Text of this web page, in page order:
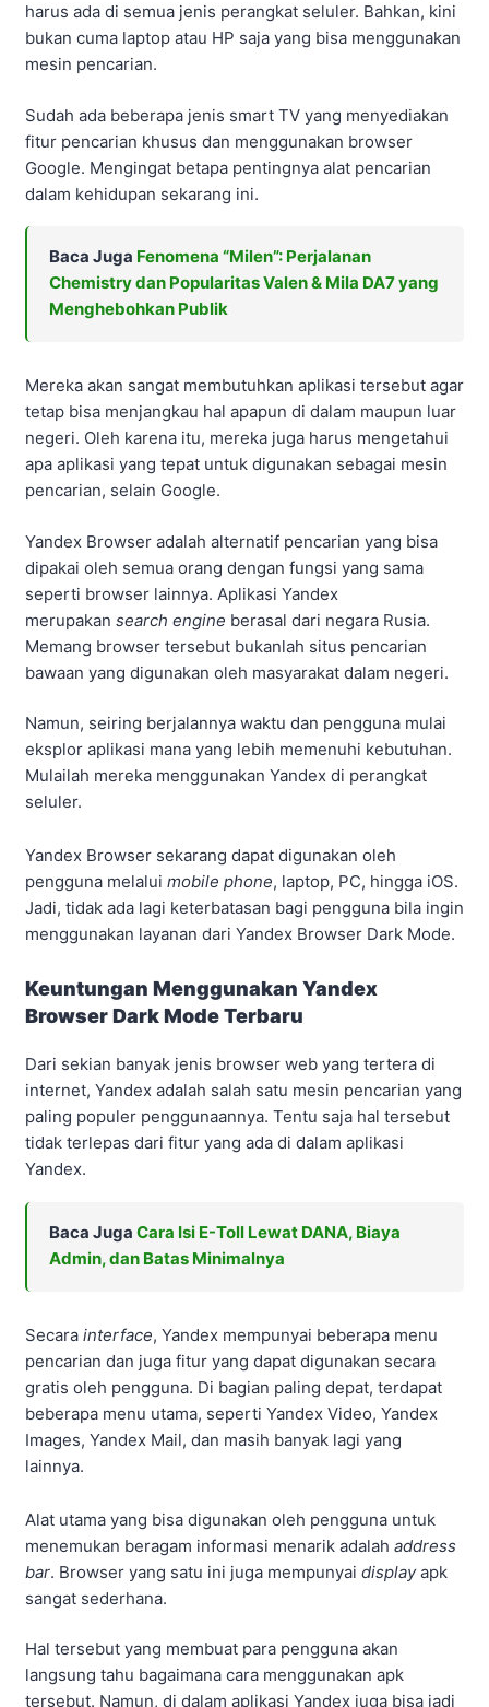
harus ada di semua jenis perangkat seluler. Bahkan, kini
bukan cuma laptop atau HP saja yang bisa menggunakan
mesin pencarian.
Sudah ada beberapa jenis smart TV yang menyediakan
fitur pencarian khusus dan menggunakan browser
Google. Mengingat betapa pentingnya alat pencarian
dalam kehidupan sekarang ini.
Baca Juga Fenomena “Milen”: Perjalanan
Chemistry dan Popularitas Valen & Mila DA7 yang
Menghebohkan Publik
Mereka akan sangat membutuhkan aplikasi tersebut agar
tetap bisa menjangkau hal apapun di dalam maupun luar
negeri. Oleh karena itu, mereka juga harus mengetahui
apa aplikasi yang tepat untuk digunakan sebagai mesin
pencarian, selain Google.
Yandex Browser adalah alternatif pencarian yang bisa
dipakai oleh semua orang dengan fungsi yang sama
seperti browser lainnya. Aplikasi Yandex
merupakan search engine berasal dari negara Rusia.
Memang browser tersebut bukanlah situs pencarian
bawaan yang digunakan oleh masyarakat dalam negeri.
Namun, seiring berjalannya waktu dan pengguna mulai
eksplor aplikasi mana yang lebih memenuhi kebutuhan.
Mulailah mereka menggunakan Yandex di perangkat
seluler.
Yandex Browser sekarang dapat digunakan oleh
pengguna melalui mobile phone, laptop, PC, hingga iOS.
Jadi, tidak ada lagi keterbatasan bagi pengguna bila ingin
menggunakan layanan dari Yandex Browser Dark Mode.
Keuntungan Menggunakan Yandex
Browser Dark Mode Terbaru
Dari sekian banyak jenis browser web yang tertera di
internet, Yandex adalah salah satu mesin pencarian yang
paling populer penggunaannya. Tentu saja hal tersebut
tidak terlepas dari fitur yang ada di dalam aplikasi
Yandex.
Baca Juga Cara Isi E-Toll Lewat DANA, Biaya
Admin, dan Batas Minimalnya
Secara interface, Yandex mempunyai beberapa menu
pencarian dan juga fitur yang dapat digunakan secara
gratis oleh pengguna. Di bagian paling depat, terdapat
beberapa menu utama, seperti Yandex Video, Yandex
Images, Yandex Mail, dan masih banyak lagi yang
lainnya.
Alat utama yang bisa digunakan oleh pengguna untuk
menemukan beragam informasi menarik adalah address
bar. Browser yang satu ini juga mempunyai displayapk
sangat sederhana.
Hal tersebut yang membuat para pengguna akan
langsung tahu bagaimana cara menggunakan apk
tersebut. Namun, di dalam aplikasi Yandex juga bisa jadi